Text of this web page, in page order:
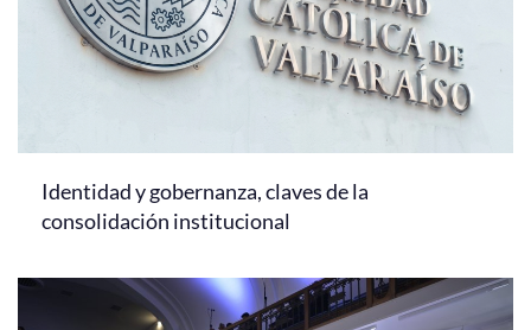
Identidad y gobernanza, claves de la
consolidación institucional